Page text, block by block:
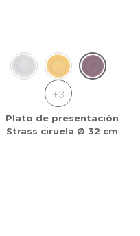
+3
Plato de presentación
Strass ciruela Ø 32 cm